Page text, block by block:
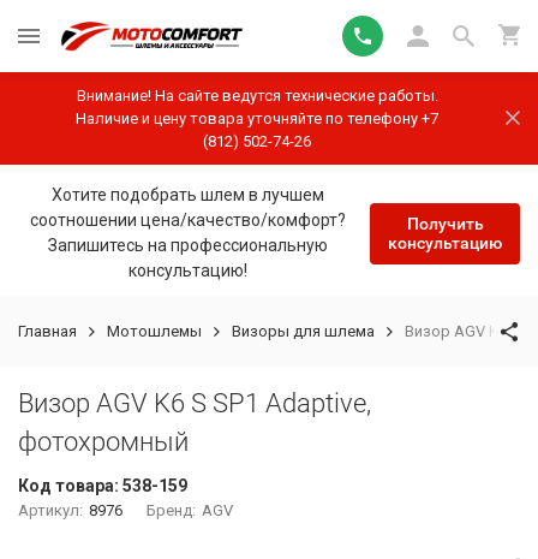
Внимание! На сайте ведутся технические работы.
Наличие и цену товара уточняйте по телефону +7
(812) 502-74-26
Хотите подобрать шлем в лучшем
соотношении цена/качество/комфорт?
Запишитесь на профессиональную
консультацию!
Получить
консультацию
Главная Мотошлемы Визоры для шлема Визор AGV K6 S
Визор AGV K6 S SP1 Adaptive,
фотохромный
Код товара: 538-159
Артикул: 8976 Бренд: AGV